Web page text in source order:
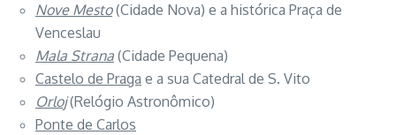
Nove Mesto(Cidade Nova) e a histórica Praça de
Venceslau
Mala Strana (Cidade Pequena)
Castelo de Praga e a sua Catedral de S. Vito
Orloj(Relógio Astronômico)
Ponte de Carlos